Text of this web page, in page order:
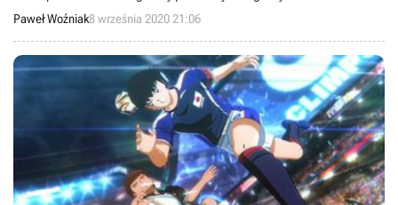
tytuł mistrza. Nie przegap swojej szansy, aby poprowadzić drużynę
Kapitana Jastrzębia prosto do zwycięstwa!
Paweł Woźniak8 września 2020 21:06